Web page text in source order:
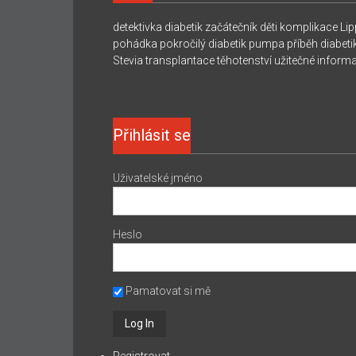
detektivka diabetik začátečník děti komplikace
pohádka pokročilý diabetik pumpa příběh
Stevia transplantace těhotenství užitečné
Přihlásit se
Uživatelské jméno
Heslo
Pamatovat si mě